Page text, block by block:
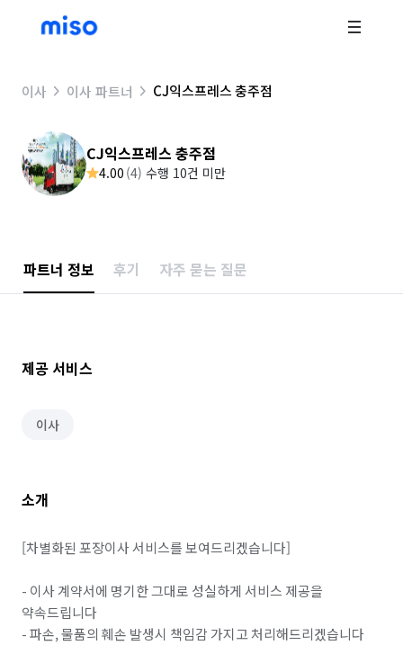
이사 이사 파트너 CJ익스프레스 충주점
CJ익스프레스 충주점
4.00 (4) 수행 10건 미만
파트너 정보 후기 자주 묻는 질문
제공 서비스
이사
소개
[차별화된 포장이사 서비스를 보여드리겠습니다]
- 이사 계약서에 명기한 그대로 성실하게 서비스 제공을
약속드립니다
- 파손, 물품의 훼손 발생시 책임감 가지고 처리해드리겠습니다